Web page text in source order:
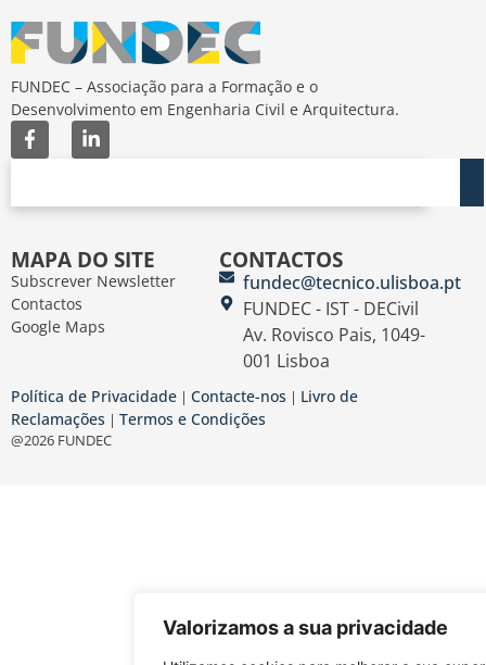
Valorizamos a sua privacidade
FUNDEC – Associação para a Formação e o
Desenvolvimento em Engenharia Civil e Arquitectura.
MAPA DO SITE
Subscrever Newsletter
Contactos
Google Maps
CONTACTOS
fundec@tecnico.ulisboa.pt
FUNDEC - IST - DECivil
Av. Rovisco Pais, 1049-
001 Lisboa
Política de Privacidade | Contacte-nos | Livro de
Reclamações | Termos e Condições
@2026 FUNDEC